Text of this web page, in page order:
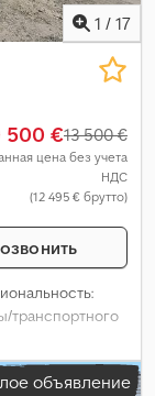
1 / 17
500 €13 500 €
цена без учета
НДС
(12 495 € брутто)
транспортного
, тип топлива:
осей:4x4, цвет:
объявление